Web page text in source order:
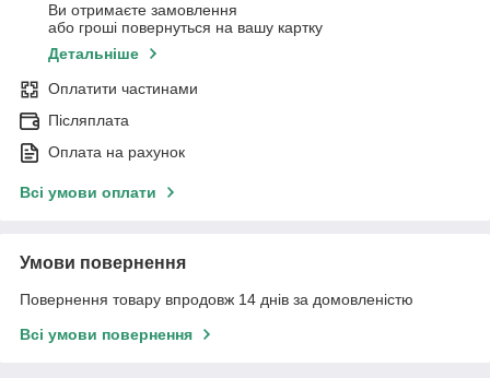
Ви отримаєте замовлення
або гроші повернуться на вашу картку
Детальніше
Оплатити частинами
Післяплата
Оплата на рахунок
Всі умови оплати
Умови повернення
Повернення товару впродовж 14 днів за домовленістю
Всі умови повернення